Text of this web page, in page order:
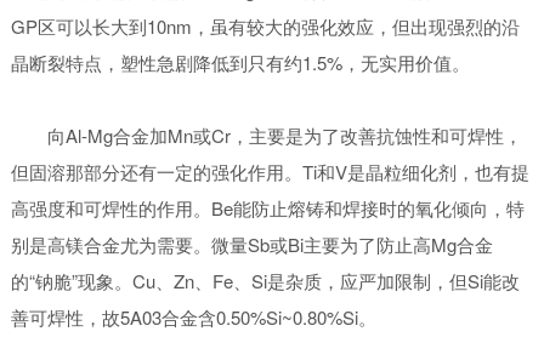
GP区可以长大到10nm，虽有较大的强化效应，但出现强烈的沿
晶断裂特点，塑性急剧降低到只有约1.5%，无实用价值。
向Al-Mg合金加Mn或Cr，主要是为了改善抗蚀性和可焊性，
但固溶那部分还有一定的强化作用。Ti和V是晶粒细化剂，也有提
高强度和可焊性的作用。Be能防止熔铸和焊接时的氧化倾向，特
别是高镁合金尤为需要。微量Sb或Bi主要为了防止高Mg合金
的“钠脆”现象。Cu、Zn、Fe、Si是杂质，应严加限制，但Si能改
善可焊性，故5A03合金含0.50%Si~0.80%Si。